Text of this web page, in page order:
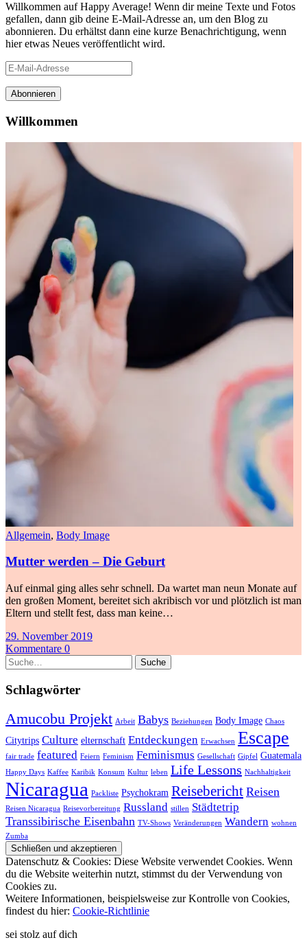
Willkommen auf Happy Average! Wenn dir meine Texte und Fotos
gefallen, dann gib deine E-Mail-Adresse an, um den Blog zu
abonnieren. Du erhältst dann eine kurze Benachrichtigung, wenn
hier etwas Neues veröffentlicht wird.
E-
Mail-
Adresse
Abonnieren
Willkommen
Allgemein, Body Image
Mutter werden – Die Geburt
Auf einmal ging alles sehr schnell. Da wartet man neun Monate auf
den großen Moment, bereitet sich akribisch vor und plötzlich ist man
Eltern und stellt fest, dass man keine…
29. November 2019
Kommentare 0
Suche
Schlagwörter
Amucobu Projekt Arbeit Babys Beziehungen Body Image Chaos
Citytrips Culture elternschaft Entdeckungen Erwachsen Escape
fair trade featured Feiern Feminism Feminismus Gesellschaft Gipfel Guatemala
Happy Days Kaffee Karibik Konsum Kultur leben Life Lessons Nachhaltigkeit
Nicaragua Packliste Psychokram Reisebericht Reisen
Reisen Nicaragua Reisevorbereitung Russland stillen Städtetrip
Transsibirische Eisenbahn TV-Shows Veränderungen Wandern wohnen
Zumba
Datenschutz & Cookies: Diese Website verwendet Cookies. Wenn
du die Website weiterhin nutzt, stimmst du der Verwendung von
Cookies zu.
Weitere Informationen, beispielsweise zur Kontrolle von Cookies,
findest du hier: Cookie-Richtlinie
sei stolz auf dich